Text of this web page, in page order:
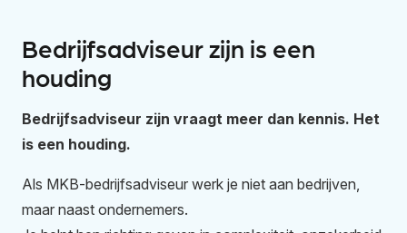
Bedrijfsadviseur zijn is een
houding
Bedrijfsadviseur zijn vraagt meer dan kennis. Het
is een houding.
Als MKB-bedrijfsadviseur werk je niet aan bedrijven,
maar naast ondernemers.